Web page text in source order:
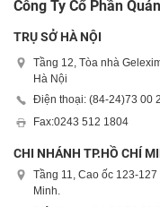
Công Ty Cổ Phần
TRỤ SỞ HÀ NỘI
Tầng 12, Tòa nhà
Hà Nội
Điện thoại: (84-24)73 00
Fax:0243 512 1804
CHI NHÁNH TP.HỒ CHÍ
Tầng 11, Cao ốc 123-
Minh.